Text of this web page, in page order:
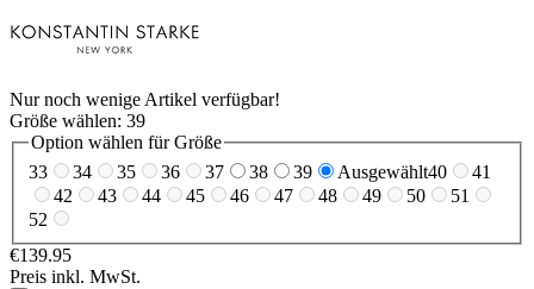
Nur noch wenige Artikel verfügbar!
Größe wählen: 39
Option wählen für Größe
33
34 35 36 37 38 39 Ausgewählt40
41
42
43 44 45 46 47 48 49 50
51
52
€139.95
Preis inkl. MwSt.